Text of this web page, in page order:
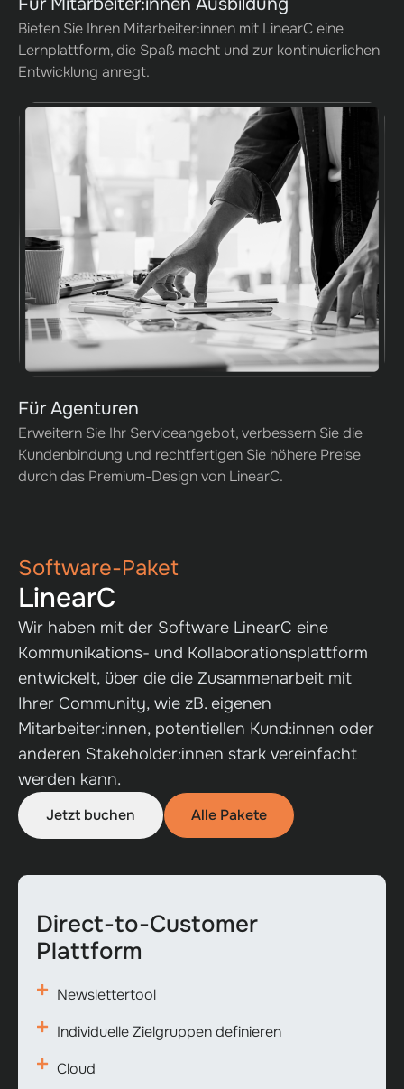
Bieten Sie Ihren Mitarbeiter:innen mit LinearC eine
Lernplattform, die Spaß macht und zur kontinuierlichen
Entwicklung anregt.
Für Agenturen
Erweitern Sie Ihr Serviceangebot, verbessern Sie die
Kundenbindung und rechtfertigen Sie höhere Preise
durch das Premium-Design von LinearC.
Software-Paket
LinearC
Wir haben mit der Software LinearC eine
Kommunikations- und Kollaborationsplattform
entwickelt, über die die Zusammenarbeit mit
Ihrer Community, wie zB. eigenen
Mitarbeiter:innen, potentiellen Kund:innen oder
anderen Stakeholder:innen stark vereinfacht
werden kann.
Jetzt buchen Alle Pakete
Direct-to-Customer
Plattform
Newslettertool
Individuelle Zielgruppen definieren
Cloud